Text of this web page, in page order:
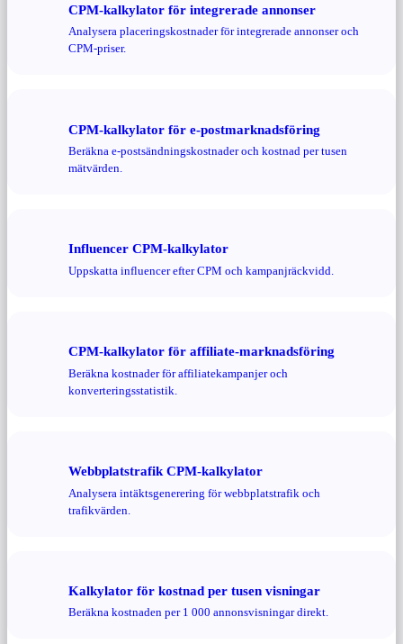
CPM-kalkylator för integrerade annonser
Analysera placeringskostnader för integrerade annonser och
CPM-priser.
CPM-kalkylator för e-postmarknadsföring
Beräkna e-postsändningskostnader och kostnad per tusen
mätvärden.
Influencer CPM-kalkylator
Uppskatta influencer efter CPM och kampanjräckvidd.
CPM-kalkylator för affiliate-marknadsföring
Beräkna kostnader för affiliatekampanjer och
konverteringsstatistik.
Webbplatstrafik CPM-kalkylator
Analysera intäktsgenerering för webbplatstrafik och
trafikvärden.
Kalkylator för kostnad per tusen visningar
Beräkna kostnaden per 1 000 annonsvisningar direkt.